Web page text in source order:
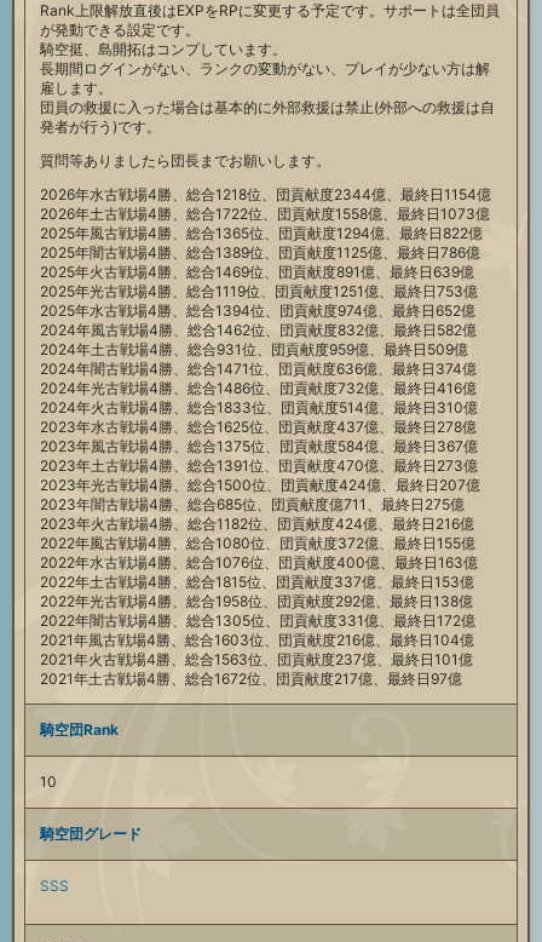
Rank上限解放直後はEXPをRPに変更する予定です。サポートは全団員
が発動できる設定です。
騎空挺、島開拓はコンプしています。
長期間ログインがない、ランクの変動がない、プレイが少ない方は解
雇します。
団員の救援に入った場合は基本的に外部救援は禁止(外部への救援は自
発者が行う)です。
質問等ありましたら団長までお願いします。
2026年水古戦場4勝、総合1218位、団貢献度2344億、最終日1154億
2026年土古戦場4勝、総合1722位、団貢献度1558億、最終日1073億
2025年風古戦場4勝、総合1365位、団貢献度1294億、最終日822億
2025年闇古戦場4勝、総合1389位、団貢献度1125億、最終日786億
2025年火古戦場4勝、総合1469位、団貢献度891億、最終日639億
2025年光古戦場4勝、総合1119位、団貢献度1251億、最終日753億
2025年水古戦場4勝、総合1394位、団貢献度974億、最終日652億
2024年風古戦場4勝、総合1462位、団貢献度832億、最終日582億
2024年土古戦場4勝、総合931位、団貢献度959億、最終日509億
2024年闇古戦場4勝、総合1471位、団貢献度636億、最終日374億
2024年光古戦場4勝、総合1486位、団貢献度732億、最終日416億
2024年火古戦場4勝、総合1833位、団貢献度514億、最終日310億
2023年水古戦場4勝、総合1625位、団貢献度437億、最終日278億
2023年風古戦場4勝、総合1375位、団貢献度584億、最終日367億
2023年土古戦場4勝、総合1391位、団貢献度470億、最終日273億
2023年光古戦場4勝、総合1500位、団貢献度424億、最終日207億
2023年闇古戦場4勝、総合685位、団貢献度億711、最終日275億
2023年火古戦場4勝、総合1182位、団貢献度424億、最終日216億
2022年風古戦場4勝、総合1080位、団貢献度372億、最終日155億
2022年水古戦場4勝、総合1076位、団貢献度400億、最終日163億
2022年土古戦場4勝、総合1815位、団貢献度337億、最終日153億
2022年光古戦場4勝、総合1958位、団貢献度292億、最終日138億
2022年闇古戦場4勝、総合1305位、団貢献度331億、最終日172億
2021年風古戦場4勝、総合1603位、団貢献度216億、最終日104億
2021年火古戦場4勝、総合1563位、団貢献度237億、最終日101億
2021年土古戦場4勝、総合1672位、団貢献度217億、最終日97億
騎空団Rank
10
騎空団グレード
SSS